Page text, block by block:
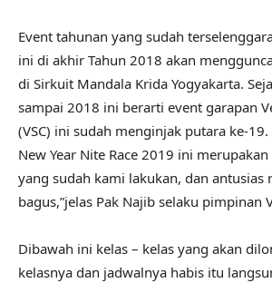
Event tahunan yang sudah
ini di akhir Tahun 2018 akan
di Sirkuit Mandala Krida Yogyakarta.
sampai 2018 ini berarti event garapan
(VSC) ini sudah menginjak putara ke-19.
New Year Nite Race 2019 ini
yang sudah kami lakukan, dan antusias
bagus,”jelas Pak Najib selaku pimpinan
Dibawah ini kelas – kelas yang akan
kelasnya dan jadwalnya habis itu